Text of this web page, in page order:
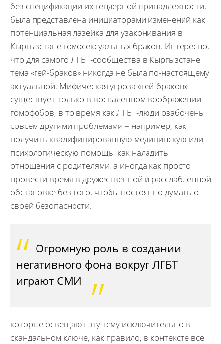
без спецификации их гендерной принадлежности,
была представлена инициаторами изменений как
потенциальная лазейка для узаконивания в
Кыргызстане гомосексуальных браков. Интересно,
что для самого ЛГБТ-сообщества в Кыргызстане
тема «гей-браков» никогда не была по-настоящему
актуальной. Мифическая угроза «гей-браков»
существует только в воспаленном воображении
гомофобов, в то время как ЛГБТ-люди озабочены
совсем другими проблемами – например, как
получить квалифицированную медицинскую или
психологическую помощь, как наладить
отношения с родителями, а иногда как просто
провести время в дружественной и расслабленной
обстановке без того, чтобы постоянно думать о
своей безопасности.
Огромную роль в создании
негативного фона вокруг ЛГБТ
играют СМИ
которые освещают эту тему исключительно в
скандальном ключе, как правило, в контексте все